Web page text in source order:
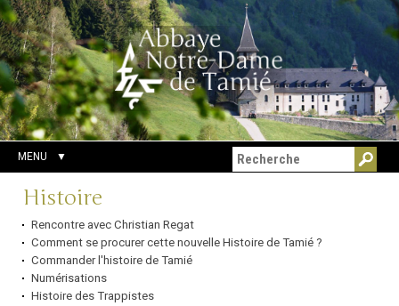
Aller
au
contenu.
|
Aller
à
la
navigation
Outils
personnels
Chercher par
Recherche
avancée…
MENU
Navigation
Histoire
Rencontre avec Christian Regat
Comment se procurer cette nouvelle Histoire de Tamié ?
Commander l'histoire de Tamié
Numérisations
Histoire des Trappistes